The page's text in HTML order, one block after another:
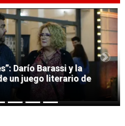
1
Darío Barassi y la
un juego literario de
Next